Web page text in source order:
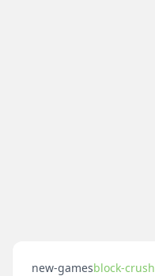
new-gamesblock-crush